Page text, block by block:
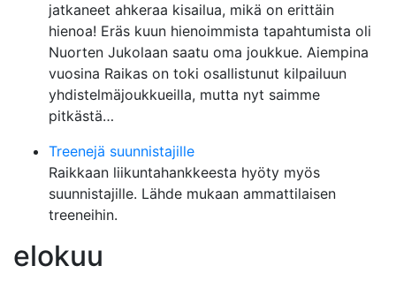
jatkaneet ahkeraa kisailua, mikä on erittäin
hienoa! Eräs kuun hienoimmista tapahtumista oli
Nuorten Jukolaan saatu oma joukkue. Aiempina
vuosina Raikas on toki osallistunut kilpailuun
yhdistelmäjoukkueilla, mutta nyt saimme
pitkästä…
Treenejä suunnistajille
Raikkaan liikuntahankkeesta hyöty myös
suunnistajille. Lähde mukaan ammattilaisen
treeneihin.
elokuu